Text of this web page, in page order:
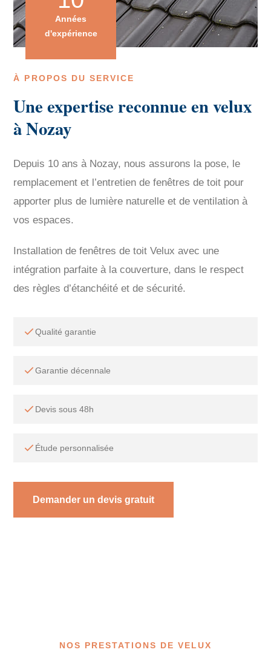
À PROPOS DU SERVICE
Une expertise reconnue en velux
à Nozay
Depuis 10 ans à Nozay, nous assurons la pose, le
remplacement et l’entretien de fenêtres de toit pour
apporter plus de lumière naturelle et de ventilation à
vos espaces.
Installation de fenêtres de toit Velux avec une
intégration parfaite à la couverture, dans le respect
des règles d’étanchéité et de sécurité.
Qualité garantie
Garantie décennale
Devis sous 48h
Étude personnalisée
Demander un devis gratuit
Années
d'expérience
NOS PRESTATIONS DE VELUX